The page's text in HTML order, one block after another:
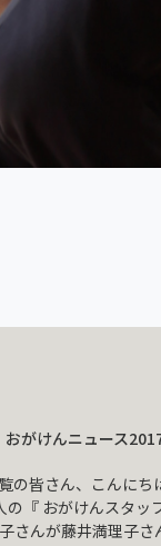
おがけんニュース
の皆さん、こんに
『 おがけんスタッ
さんが藤井満理子